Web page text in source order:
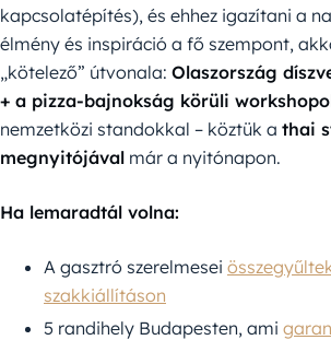
kapcsolatépítés), és ehhez igazítani a
élmény és inspiráció a fő szempont,
„kötelező” útvonala: Olaszország
+ a pizza-bajnokság körüli
nemzetközi standokkal – köztük a thai
megnyitójával már a nyitónapon.
Ha lemaradtál volna:
A gasztró szerelmesei
szakkiállításon
5 randihely Budapesten, ami